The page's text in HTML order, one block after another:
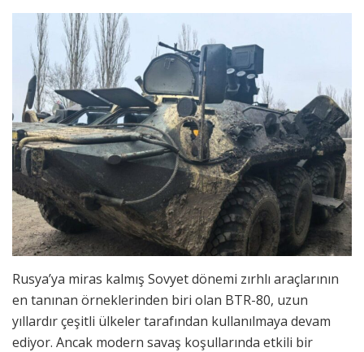
Rusya’ya miras kalmış Sovyet dönemi zırhlı araçlarının
en tanınan örneklerinden biri olan BTR-80, uzun
yıllardır çeşitli ülkeler tarafından kullanılmaya devam
ediyor. Ancak modern savaş koşullarında etkili bir